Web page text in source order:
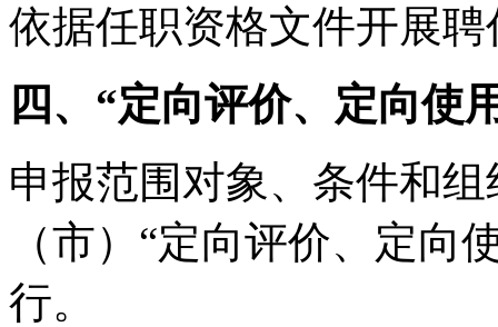
依据任职资格文件开展
四、“定向评价、定向使
申报范围对象、条件和
（市）“定向评价、定向
行。